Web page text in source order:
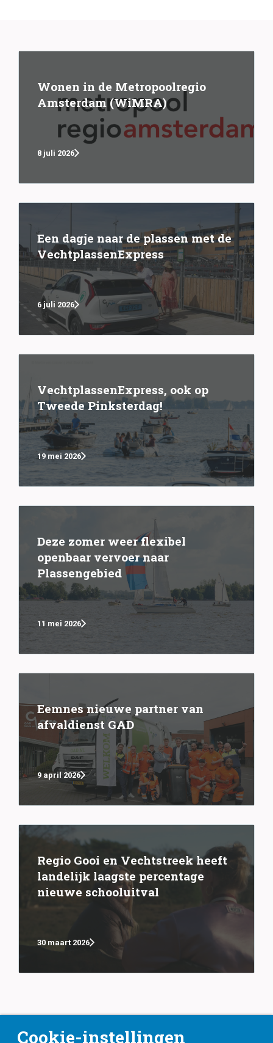
Wonen in de Metropoolregio
Amsterdam (WiMRA)
8 juli 2026
Een dagje naar de plassen met de
VechtplassenExpress
6 juli 2026
VechtplassenExpress, ook op
Tweede Pinksterdag!
19 mei 2026
Deze zomer weer flexibel
openbaar vervoer naar
Plassengebied
11 mei 2026
Eemnes nieuwe partner van
afvaldienst GAD
9 april 2026
Regio Gooi en Vechtstreek heeft
landelijk laagste percentage
nieuwe schooluitval
30 maart 2026
Cookie-instellingen